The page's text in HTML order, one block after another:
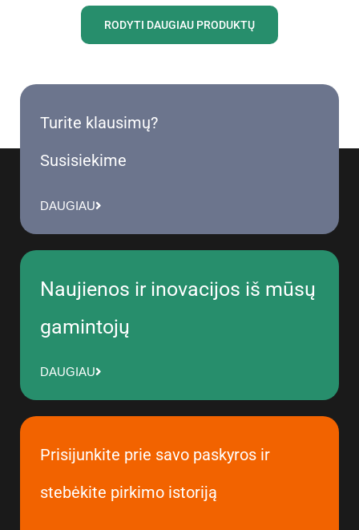
RODYTI DAUGIAU PRODUKTŲ
Turite klausimų?
Susisiekime
DAUGIAU
Naujienos ir inovacijos iš mūsų
gamintojų
DAUGIAU
Prisijunkite prie savo paskyros ir
stebėkite pirkimo istoriją